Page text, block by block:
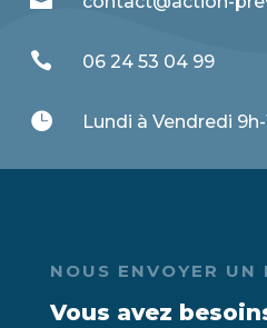
 06 24 53 04 99
 Lundi à Vendredi
NOUS ENVOYER UN
Vous avez